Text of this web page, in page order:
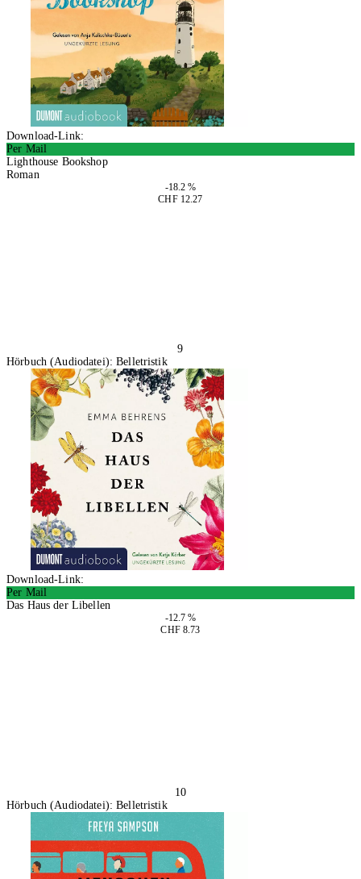
Download-Link:
Per Mail
Lighthouse Bookshop
Roman
-18.2 %
CHF 12.27
9
Hörbuch (Audiodatei): Belletristik
Download-Link:
Per Mail
Das Haus der Libellen
-12.7 %
CHF 8.73
10
Hörbuch (Audiodatei): Belletristik